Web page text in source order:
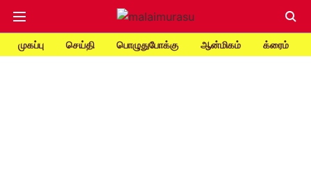
முகப்பு செய்தி பொழுதுபோக்கு ஆன்மிகம் க்ரைம்